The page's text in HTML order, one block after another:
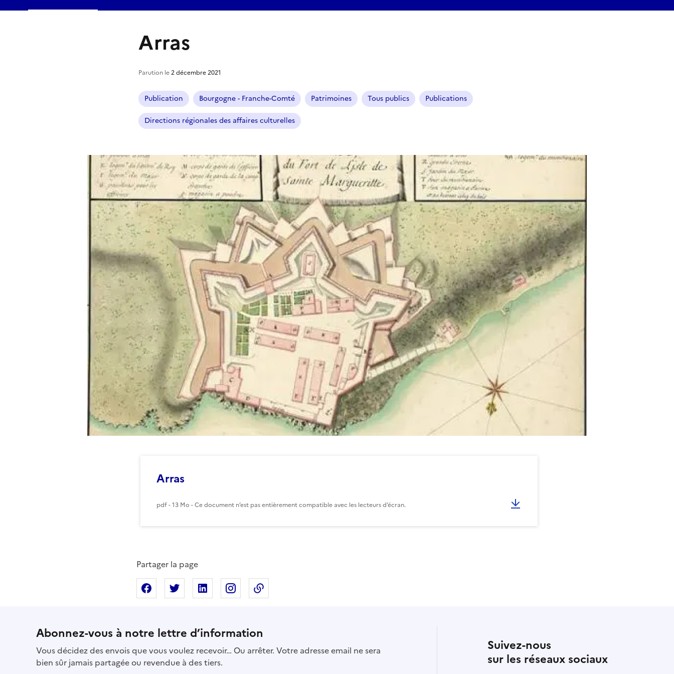
Arras
Parution le2 décembre 2021
Publication Bourgogne - Franche-Comté Patrimoines Tous publics Publications
Directions régionales des affaires culturelles
Arras
pdf - 13 Mo - Ce document n’est pas entièrement compatible avec les lecteurs d’écran.
Partager la page
Partager sur Facebook
Partager sur XPartager sur Linkedin
Partager sur Instagram
Abonnez-vous à notre lettre d’information
Vous décidez des envois que vous voulez recevoir… Ou arrêter. Votre adresse email ne sera
bien sûr jamais partagée ou revendue à des tiers.
Suivez-nous
sur les réseaux sociaux